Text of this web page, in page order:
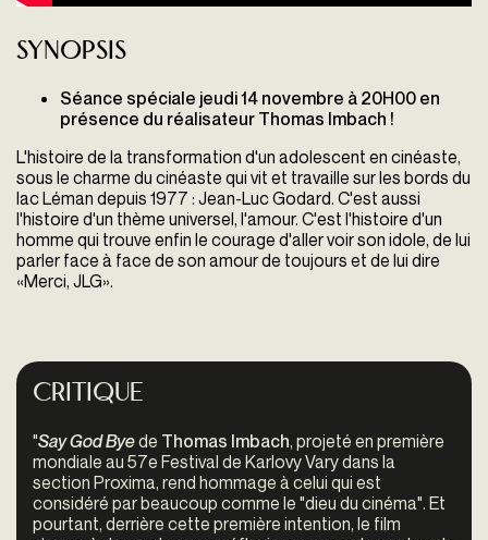
Synopsis
Séance spéciale jeudi 14 novembre à 20H00 en
présence du réalisateur Thomas Imbach !
L'histoire de la transformation d'un adolescent en cinéaste,
sous le charme du cinéaste qui vit et travaille sur les bords du
lac Léman depuis 1977 : Jean-Luc Godard. C'est aussi
l'histoire d'un thème universel, l'amour. C'est l'histoire d'un
homme qui trouve enfin le courage d'aller voir son idole, de lui
parler face à face de son amour de toujours et de lui dire
«Merci, JLG».
Critique
"Say God Byede Thomas Imbach, projeté en première
mondiale au 57e Festival de Karlovy Varydans la
section Proxima, rend hommage à celui qui est
considéré par beaucoup comme le "dieu du cinéma". Et
pourtant, derrière cette première intention, le film